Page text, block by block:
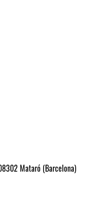
Mataró (Barcelona)